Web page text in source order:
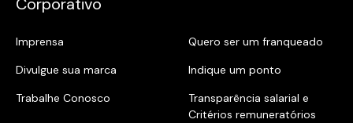
Imprensa
Quero ser um franqueado
Divulgue sua marca
Indique um ponto
Trabalhe Conosco
Transparência salarial e
Critérios remuneratórios